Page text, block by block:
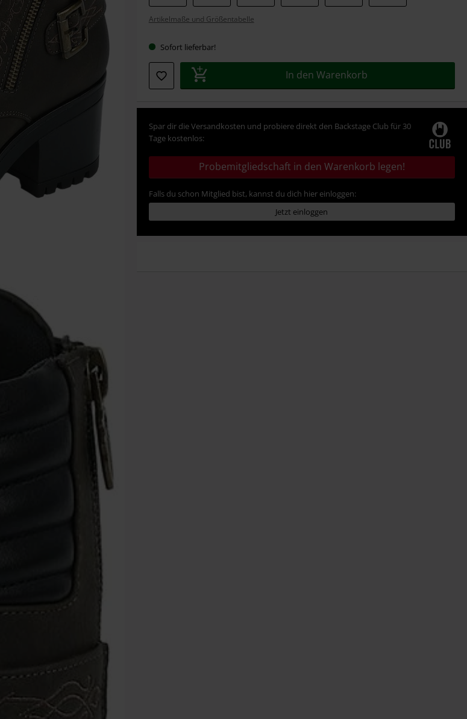
deine
Größe
Artikelmaße und Größentabelle
Sofort lieferbar!
In den Warenkorb
Spar dir die Versandkosten und probiere direkt den Backstage Club für 30
Tage kostenlos:
Probemitgliedschaft in den Warenkorb legen!
Falls du schon Mitglied bist, kannst du dich hier einloggen:
Jetzt einloggen